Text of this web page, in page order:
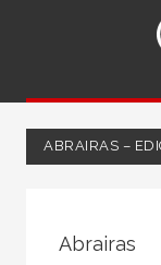
ABRAIRAS –
50 Aniversario
Abrairas